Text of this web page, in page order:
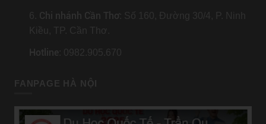
6. Chi nhánh Cần Thơ: Số 160, Đường 30/4, P. Ninh
Kiều, TP. Cần Thơ.
Hotline: 0982.905.670
FANPAGE HÀ NỘI